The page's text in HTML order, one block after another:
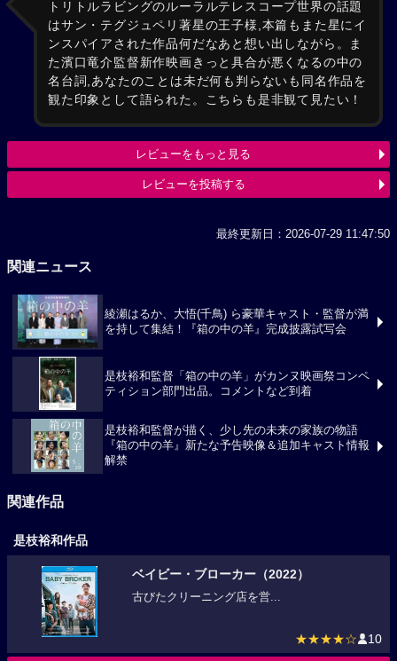
トリトルラビングのルーラルテレスコープ世界の話題
はサン・テグジュペリ著星の王子様,本篇もまた星にイ
ンスパイアされた作品何だなあと想い出しながら。ま
た濱口竜介監督新作映画きっと具合が悪くなるの中の
名台詞,あなたのことは未だ何も判らないも同名作品を
観た印象として語られた。こちらも是非観て見たい！
レビューをもっと見る
レビューを投稿する
最終更新日：2026-07-29 11:47:50
関連ニュース
綾瀬はるか、大悟(千鳥) ら豪華キャスト・監督が満
を持して集結！『箱の中の羊』完成披露試写会
是枝裕和監督「箱の中の羊」がカンヌ映画祭コンペ
ティション部門出品。コメントなど到着
是枝裕和監督が描く、少し先の未来の家族の物語
『箱の中の羊』新たな予告映像＆追加キャスト情報
解禁
関連作品
是枝裕和作品
ベイビー・ブローカー（2022）
古びたクリーニング店を営...
★★★★☆ 10